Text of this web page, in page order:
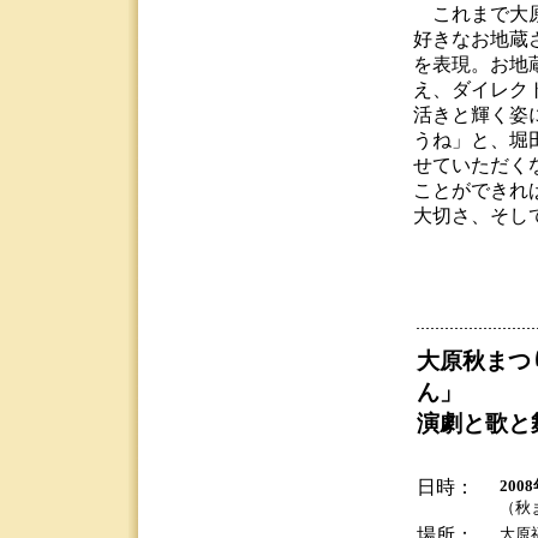
これまで大
好きなお地蔵
を表現。お地
え、ダイレク
活きと輝く姿
うね」と、堀
せていただく
ことができれ
大切さ、そし
大原秋ま
ん」
演劇と歌と
日時：
2008
（
大原